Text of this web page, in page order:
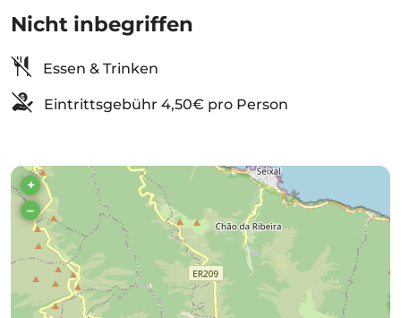
Nicht inbegriffen
Essen & Trinken
Eintrittsgebühr 4,50€ pro Person
+
–